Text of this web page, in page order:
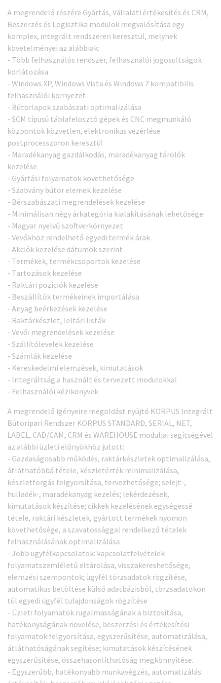
A megrendelő részére Gyártás, Vállalati értékesítés és CRM,
Beszerzés és Logisztika modulok megvalósítása egy
komplex, integrált rendszeren keresztül, melynek
követelményei az alábbiak:
- Több felhasználós rendszer, felhasználói jogosultságok
korlátozása
- Windows XP, Windows Vista és Windows 7 kompatibilis
felhasználói környezet
- Bútorlapok szabászati optimalizálása
- SCM típusú táblafelosztó gépek és CNC megmunkáló
központok közvetlen, elektronikus vezérlése
postprocesszoron keresztül
- Maradékanyag gazdálkodás, maradékanyag tárolók
kezelése
- Gyártási folyamatok követhetősége
- Szabvány bútor elemek kezelése
- Bérszabászati megrendelések kezelése
- Minimálisan négy árkategória kialakításának lehetősége
- Magyar nyelvű szoftverkörnyezet
- Vevőkhöz rendelhető egyedi termék árak
- Akciók kezelése dátumok szerint
- Termékek, termékcsoportok kezelése
- Tartozások kezelése
- Raktári pozíciók kezelése
- Beszállítók termékeinek importálása
- Anyag beérkezések kezelése
- Raktárkészlet, leltári listák
- Vevői megrendelések kezelése
- Szállítólevelek kezelése
- Számlák kezelése
- Kereskedelmi elemzések, kimutatások
- Integráltság a használt és tervezett modulokkal
- Felhasználói kézikönyvek
A megrendelő igényeire megoldást nyújtó KORPUS Integrált
Bútoripari Rendszer KORPUS STANDARD, SERIAL, NET,
LABEL, CAD/CAM, CRM és WAREHOUSE moduljai segítségével
az alábbi üzleti előnyökhöz jutott:
- Gazdaságosabb működés, raktárkészletek optimalizálása,
átláthatóbbá tétele, készletérték minimalizálása,
készletforgás felgyorsítása, tervezhetősége; selejt-,
hulladék-, maradékanyag kezelés; lekérdezések,
kimutatások készítése; cikkek kezelésének egységessé
tétele, raktári készletek, gyártott termékek nyomon
követhetősége, a szavatossággal rendelkező tételek
felhasználásának optimalizálása
- Jobb ügyfélkapcsolatok: kapcsolatfelvételek
folyamatszemléletű eltárolása, visszakereshetősége,
elemzési szempontok; ügyfél törzsadatok rögzítése,
automatikus betöltése külső adatbázisból, törzsadatokon
túl egyedi ügyfél tulajdonságok rögzítése
- Üzleti folyamatok rugalmasságának a biztosítása,
hatékonyságának növelése, beszerzési és értékesítési
folyamatok felgyorsítása, egyszerűsítése, automatizálása,
átláthatóságának segítése; kimutatások készítésének
egyszerűsítése, összehasonlíthatóság megkönnyítése.
- Egyszerűbb, hatékonyabb munkavégzés, automatizálás: